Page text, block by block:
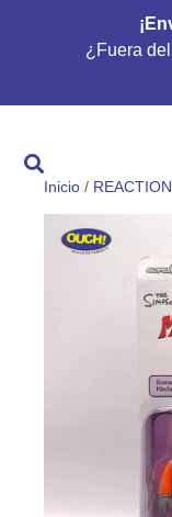
¿Fuera
Inicio / REACTION